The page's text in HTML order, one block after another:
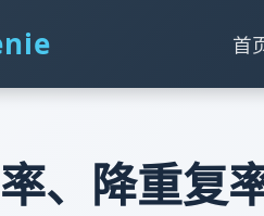
首
、降重复